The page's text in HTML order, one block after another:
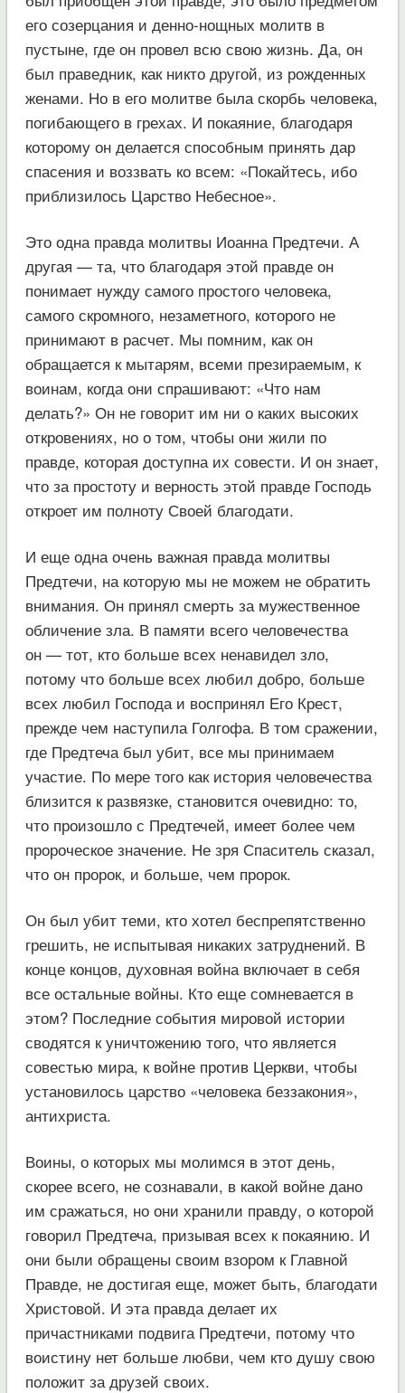
его созерцания и денно-нощных молитв в
пустыне, где он провел всю свою жизнь. Да, он
был праведник, как никто другой, из рожденных
женами. Но в его молитве была скорбь человека,
погибающего в грехах. И покаяние, благодаря
которому он делается способным принять дар
спасения и воззвать ко всем: «Покайтесь, ибо
приблизилось Царство Небесное».
Это одна правда молитвы Иоанна Предтечи. А
другая — та, что благодаря этой правде он
понимает нужду самого простого человека,
самого скромного, незаметного, которого не
принимают в расчет. Мы помним, как он
обращается к мытарям, всеми презираемым, к
воинам, когда они спрашивают: «Что нам
делать?» Он не говорит им ни о каких высоких
откровениях, но о том, чтобы они жили по
правде, которая доступна их совести. И он знает,
что за простоту и верность этой правде Господь
откроет им полноту Своей благодати.
И еще одна очень важная правда молитвы
Предтечи, на которую мы не можем не обратить
внимания. Он принял смерть за мужественное
обличение зла. В памяти всего человечества
он — тот, кто больше всех ненавидел зло,
потому что больше всех любил добро, больше
всех любил Господа и воспринял Его Крест,
прежде чем наступила Голгофа. В том сражении,
где Предтеча был убит, все мы принимаем
участие. По мере того как история человечества
близится к развязке, становится очевидно: то,
что произошло с Предтечей, имеет более чем
пророческое значение. Не зря Спаситель сказал,
что он пророк, и больше, чем пророк.
Он был убит теми, кто хотел беспрепятственно
грешить, не испытывая никаких затруднений. В
конце концов, духовная война включает в себя
все остальные войны. Кто еще сомневается в
этом? Последние события мировой истории
сводятся к уничтожению того, что является
совестью мира, к войне против Церкви, чтобы
установилось царство «человека беззакония»,
антихриста.
Воины, о которых мы молимся в этот день,
скорее всего, не сознавали, в какой войне дано
им сражаться, но они хранили правду, о которой
говорил Предтеча, призывая всех к покаянию. И
они были обращены своим взором к Главной
Правде, не достигая еще, может быть, благодати
Христовой. И эта правда делает их
причастниками подвига Предтечи, потому что
воистину нет больше любви, чем кто душу свою
положит за друзей своих.